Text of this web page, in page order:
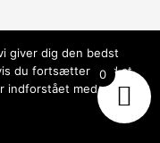
0
giver dig den bedst
du fortsætter med at
indforstået med det.